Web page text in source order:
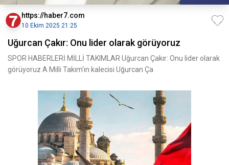
https://haber7.com
10 Ekim 2025 21:25
Uğurcan Çakır: Onu lider olarak görüyoruz
SPOR HABERLERİ MİLLİ TAKIMLAR Uğurcan Çakır: Onu lider olarak
görüyoruz A Milli Takım'ın kalecisi Uğurcan Ça